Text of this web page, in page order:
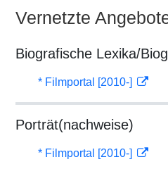
Vernetzte
Biografische Lexika/
* Filmportal [2010-]
Porträt(nachweise)
* Filmportal [2010-]